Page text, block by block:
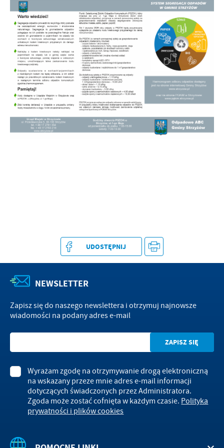
UDOSTĘPNIJ
NEWSLETTER
Zapisz się do naszego newslettera i otrzymuj najnowsze
wiadomości na podany adres e-mail
Wyrażam zgodę na otrzymywanie drogą elektroniczną
na wskazany przeze mnie adres e-mail informacji
dotyczących świadczonych przez Administratora.
Zgoda może zostać cofnięta w każdym czasie. Polityka
prywatności i plików cookies
treści w postaci wiadomości, ofert, komunikatów mediów
społecznościowych.